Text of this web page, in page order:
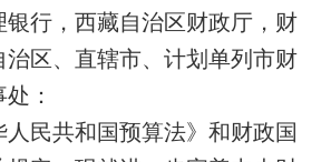
银行，西藏自治区财政厅，财
治区、直辖市、计划单列市财
：
共和国预算法》和财政国